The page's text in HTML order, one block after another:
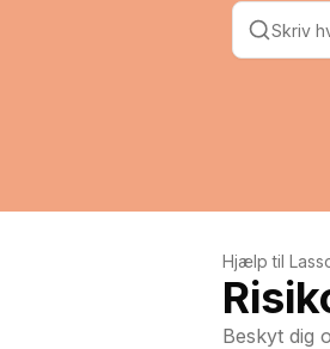
Hjælp til
Beskyt dig